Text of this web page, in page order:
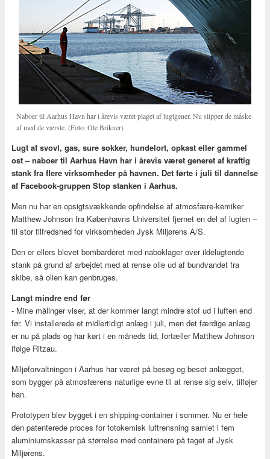
Naboer til Aarhus Havn har i årevis været plaget af lugtgener. Nu slipper de måske
af med de værste. (Foto: Ole Brikner)
Lugt af svovl, gas, sure sokker, hundelort, opkast eller gammel
ost – naboer til Aarhus Havn har i årevis været generet af kraftig
stank fra flere virksomheder på havnen. Det førte i juli til dannelse
af Facebook-gruppen Stop stanken i Aarhus.
Men nu har en opsigtsvækkende opfindelse af atmosfære-kemiker
Matthew Johnson fra Københavns Universitet fjernet en del af lugten –
til stor tilfredshed for virksomheden Jysk Miljørens A/S.
Den er ellers blevet bombarderet med naboklager over ildelugtende
stank på grund af arbejdet med at rense olie ud af bundvandet fra
skibe, så olien kan genbruges.
Langt mindre end før
- Mine målinger viser, at der kommer langt mindre stof ud i luften end
før. Vi installerede et midlertidigt anlæg i juli, men det færdige anlæg
er nu på plads og har kørt i en måneds tid, fortæller Matthew Johnson
ifølge Ritzau.
Miljøforvaltningen i Aarhus har været på besøg og beset anlægget,
som bygger på atmosfærens naturlige evne til at rense sig selv, tilføjer
han.
Prototypen blev bygget i en shipping-container i sommer. Nu er hele
den patenterede proces for fotokemisk luftrensning samlet i fem
aluminiumskasser på størrelse med containere på taget af Jysk
Miljørens.